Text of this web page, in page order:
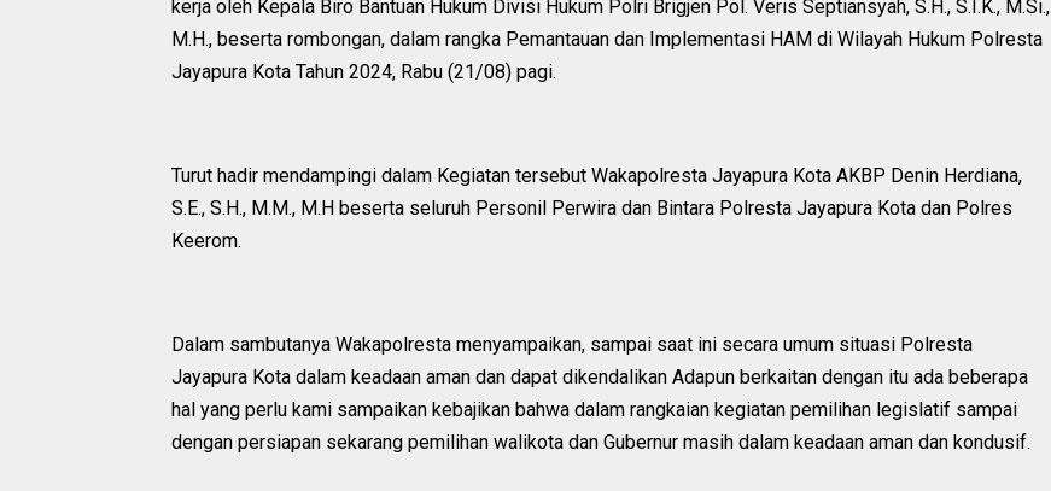
kerja oleh Kepala Biro Bantuan Hukum Divisi Hukum Polri Brigjen Pol. Veris Septiansyah, S.H., S.I.K., M.Si.,
M.H., beserta rombongan, dalam rangka Pemantauan dan Implementasi HAM di Wilayah Hukum Polresta
Jayapura Kota Tahun 2024, Rabu (21/08) pagi.
Turut hadir mendampingi dalam Kegiatan tersebut Wakapolresta Jayapura Kota AKBP Denin Herdiana,
S.E., S.H., M.M., M.H beserta seluruh Personil Perwira dan Bintara Polresta Jayapura Kota dan Polres
Keerom.
Dalam sambutanya Wakapolresta menyampaikan, sampai saat ini secara umum situasi Polresta
Jayapura Kota dalam keadaan aman dan dapat dikendalikan Adapun berkaitan dengan itu ada beberapa
hal yang perlu kami sampaikan kebajikan bahwa dalam rangkaian kegiatan pemilihan legislatif sampai
dengan persiapan sekarang pemilihan walikota dan Gubernur masih dalam keadaan aman dan kondusif.